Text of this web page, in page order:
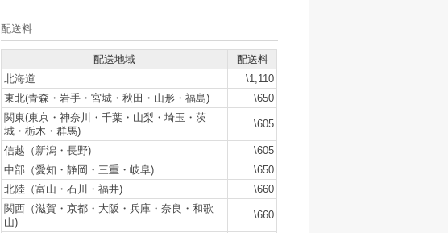
配送料
配送地域
配送料
北海道
\1,110
東北(青森・岩手・宮城・秋田・山形・福島)
\650
関東(東京・神奈川・千葉・山梨・埼玉・茨
城・栃木・群馬)
\605
信越（新潟・長野)
\605
中部（愛知・静岡・三重・岐阜)
\650
北陸（富山・石川・福井)
\660
関西（滋賀・京都・大阪・兵庫・奈良・和歌
山)
\660